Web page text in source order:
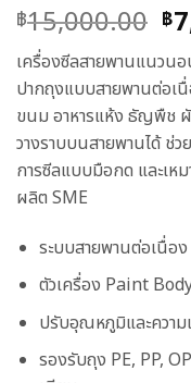
฿15,000.00
฿
฿
เครื่องซีลสายพานแนวน
ปากถุงแบบสายพานต่อเ
ขนม อาหารแห้ง ธัญพืช ผั
วางราบบนสายพานได้ ช่ว
การซีลแบบมือกด และเห
ผลิต SME
ระบบสายพานต่อเนื่อง
ตัวเครื่อง Paint
ปรับอุณหภูมิและความ
รองรับถุง PE, PP,